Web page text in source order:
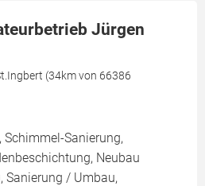
Jürgen
(34km von 66386
Schimmel-Sanierung,
Neubau
Sanierung / Umbau,